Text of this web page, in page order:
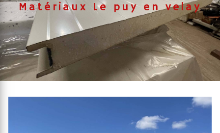
Matériaux Le puy en velay